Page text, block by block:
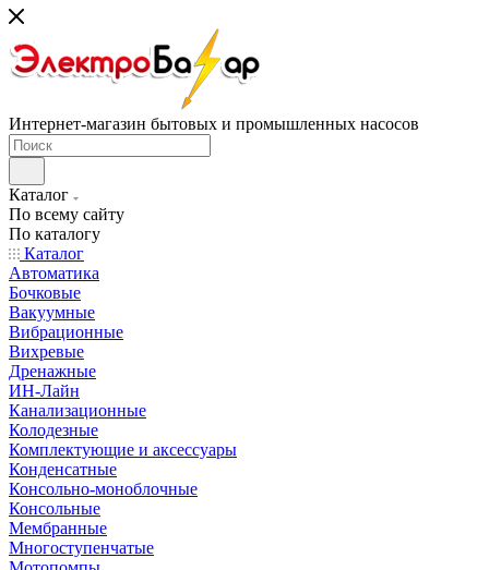
Интернет-магазин бытовых и промышленных насосов
Каталог
По всему сайту
По каталогу
Каталог
Автоматика
Бочковые
Вакуумные
Вибрационные
Вихревые
Дренажные
ИН-Лайн
Канализационные
Колодезные
Комплектующие и аксессуары
Конденсатные
Консольно-моноблочные
Консольные
Мембранные
Многоступенчатые